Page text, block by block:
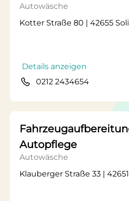
Autowäsche
Kotter Straße 80 | 42655
Details anzeigen
0212 2434654
Autopflege
Autowäsche
Klauberger Straße 33 |